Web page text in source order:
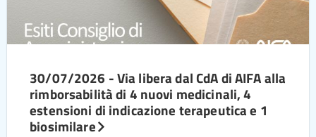
30/07/2026 - Via libera dal CdA di AIFA alla
rimborsabilità di 4 nuovi medicinali, 4
estensioni di indicazione terapeutica e 1
biosimilare